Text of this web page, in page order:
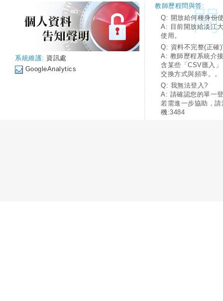
系統維護: 資訊處
GoogleAnalytics
教師歷程問與答:
Q: 開放給何種身份
A: 目前開放給淡江
使用。
Q: 資料不完整(正確
A: 教師歷程系統介
含某些「CSV匯入
交換方式與頻率。。
Q: 我無法登入?
A: 請確認您的單一
若需進一步協助，
機:3484